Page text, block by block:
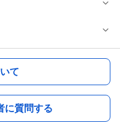
て
に質問する